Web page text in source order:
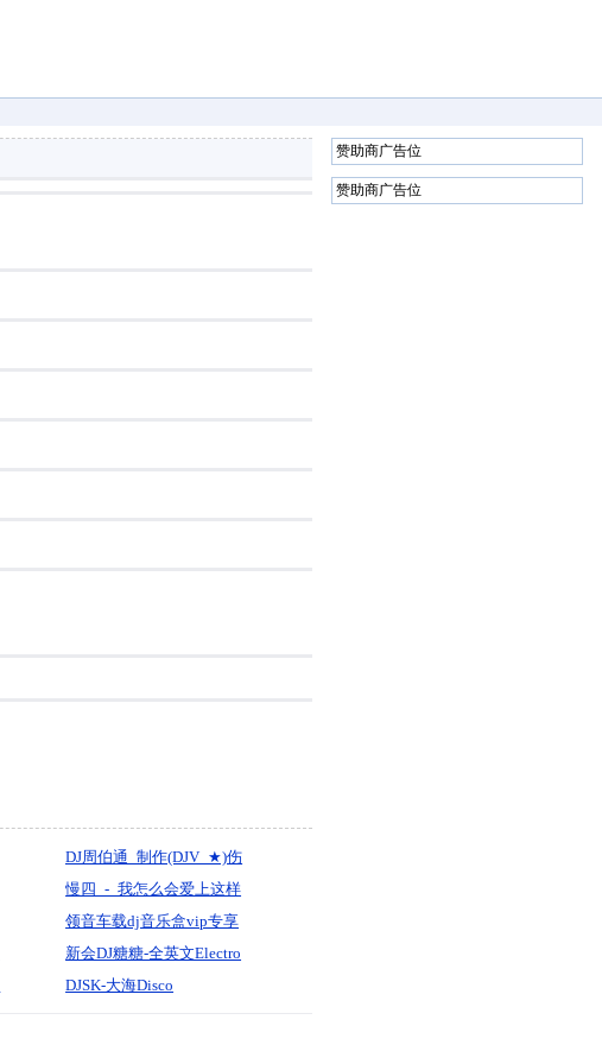
赞助商广告位
赞助商广告位
DJ周伯通_制作(DJV_★)伤
感国语全
慢四_-_我怎么会爱上这样
的人（苍狼）『默寫制
作』
领音车载dj音乐盒vip专享
完整版畅听歌曲【《3小时
专属SQ版》】Prog音乐唞
新会DJ糖糖-全英文Electro
如世界一片黑暗，我便是
DJSK-大海Disco